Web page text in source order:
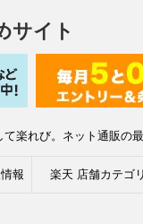
サイト
楽れび。ネット通販の
報 楽天 店舗カテゴ